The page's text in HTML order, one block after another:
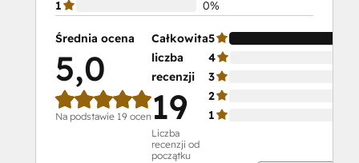
1 0%
Średnia ocena
5,0
Na podstawie 19 ocen
Całkowita
liczba
recenzji
19
Liczba
recenzji od
początku
5
4
3
2
1